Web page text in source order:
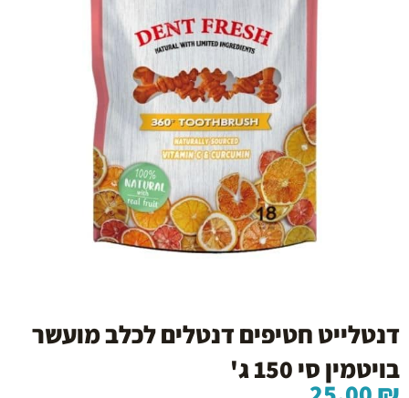
דנטלייט חטיפים דנטלים לכלב מועשר
בויטמין סי 150 ג'